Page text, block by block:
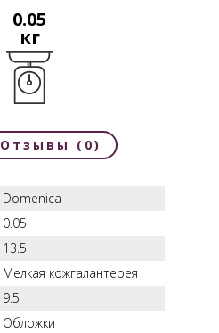
0.05
кг
Отзывы (0)
Domenica
0.05
13.5
Мелкая кожгалантерея
9.5
Обложки